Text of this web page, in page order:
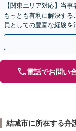
【関東エリア対応】当
もっとも有利に解決す
員としての豊富な経験
成から相続放棄まで相続
電話でお問い
結城市に所在する弁